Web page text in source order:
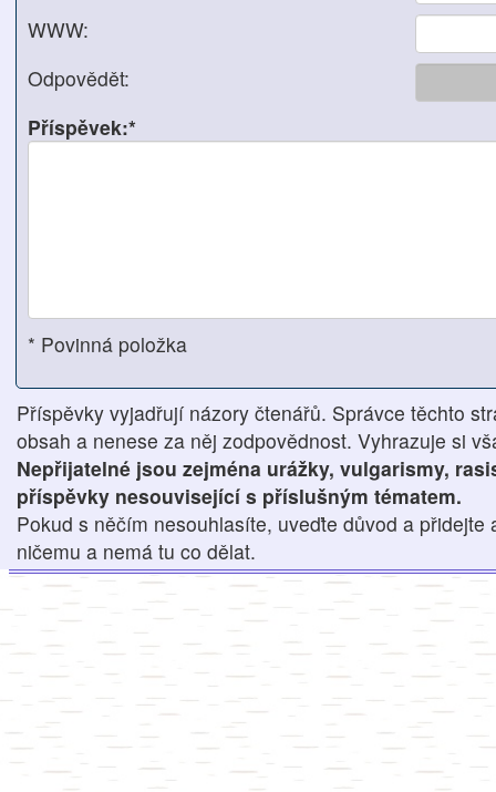
WWW:
Odpovědět:
Příspěvek:*
* Povinná položka
Příspěvky vyjadřují názory čtenářů. Správce těchto
obsah a nenese za něj zodpovědnost. Vyhrazuje si
Nepřijatelné jsou zejména urážky, vulgarismy,
příspěvky nesouvisející s příslušným tématem.
Pokud s něčím nesouhlasíte, uveďte důvod a přidejte
ničemu a nemá tu co dělat.